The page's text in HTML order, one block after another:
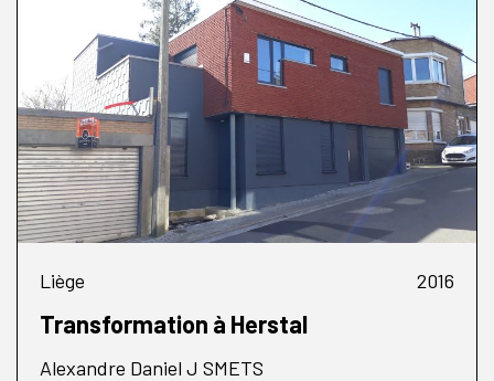
Liège 2016
Transformation à Herstal
Alexandre Daniel J SMETS